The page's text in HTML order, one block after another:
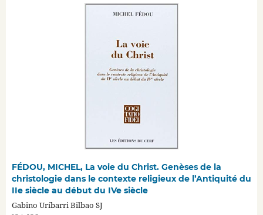
FÉDOU, MICHEL, La voie du Christ. Genèses de la
christologie dans le contexte religieux de l’Antiquité du
IIe siècle au début du IVe siècle
Gabino Uríbarri Bilbao SJ